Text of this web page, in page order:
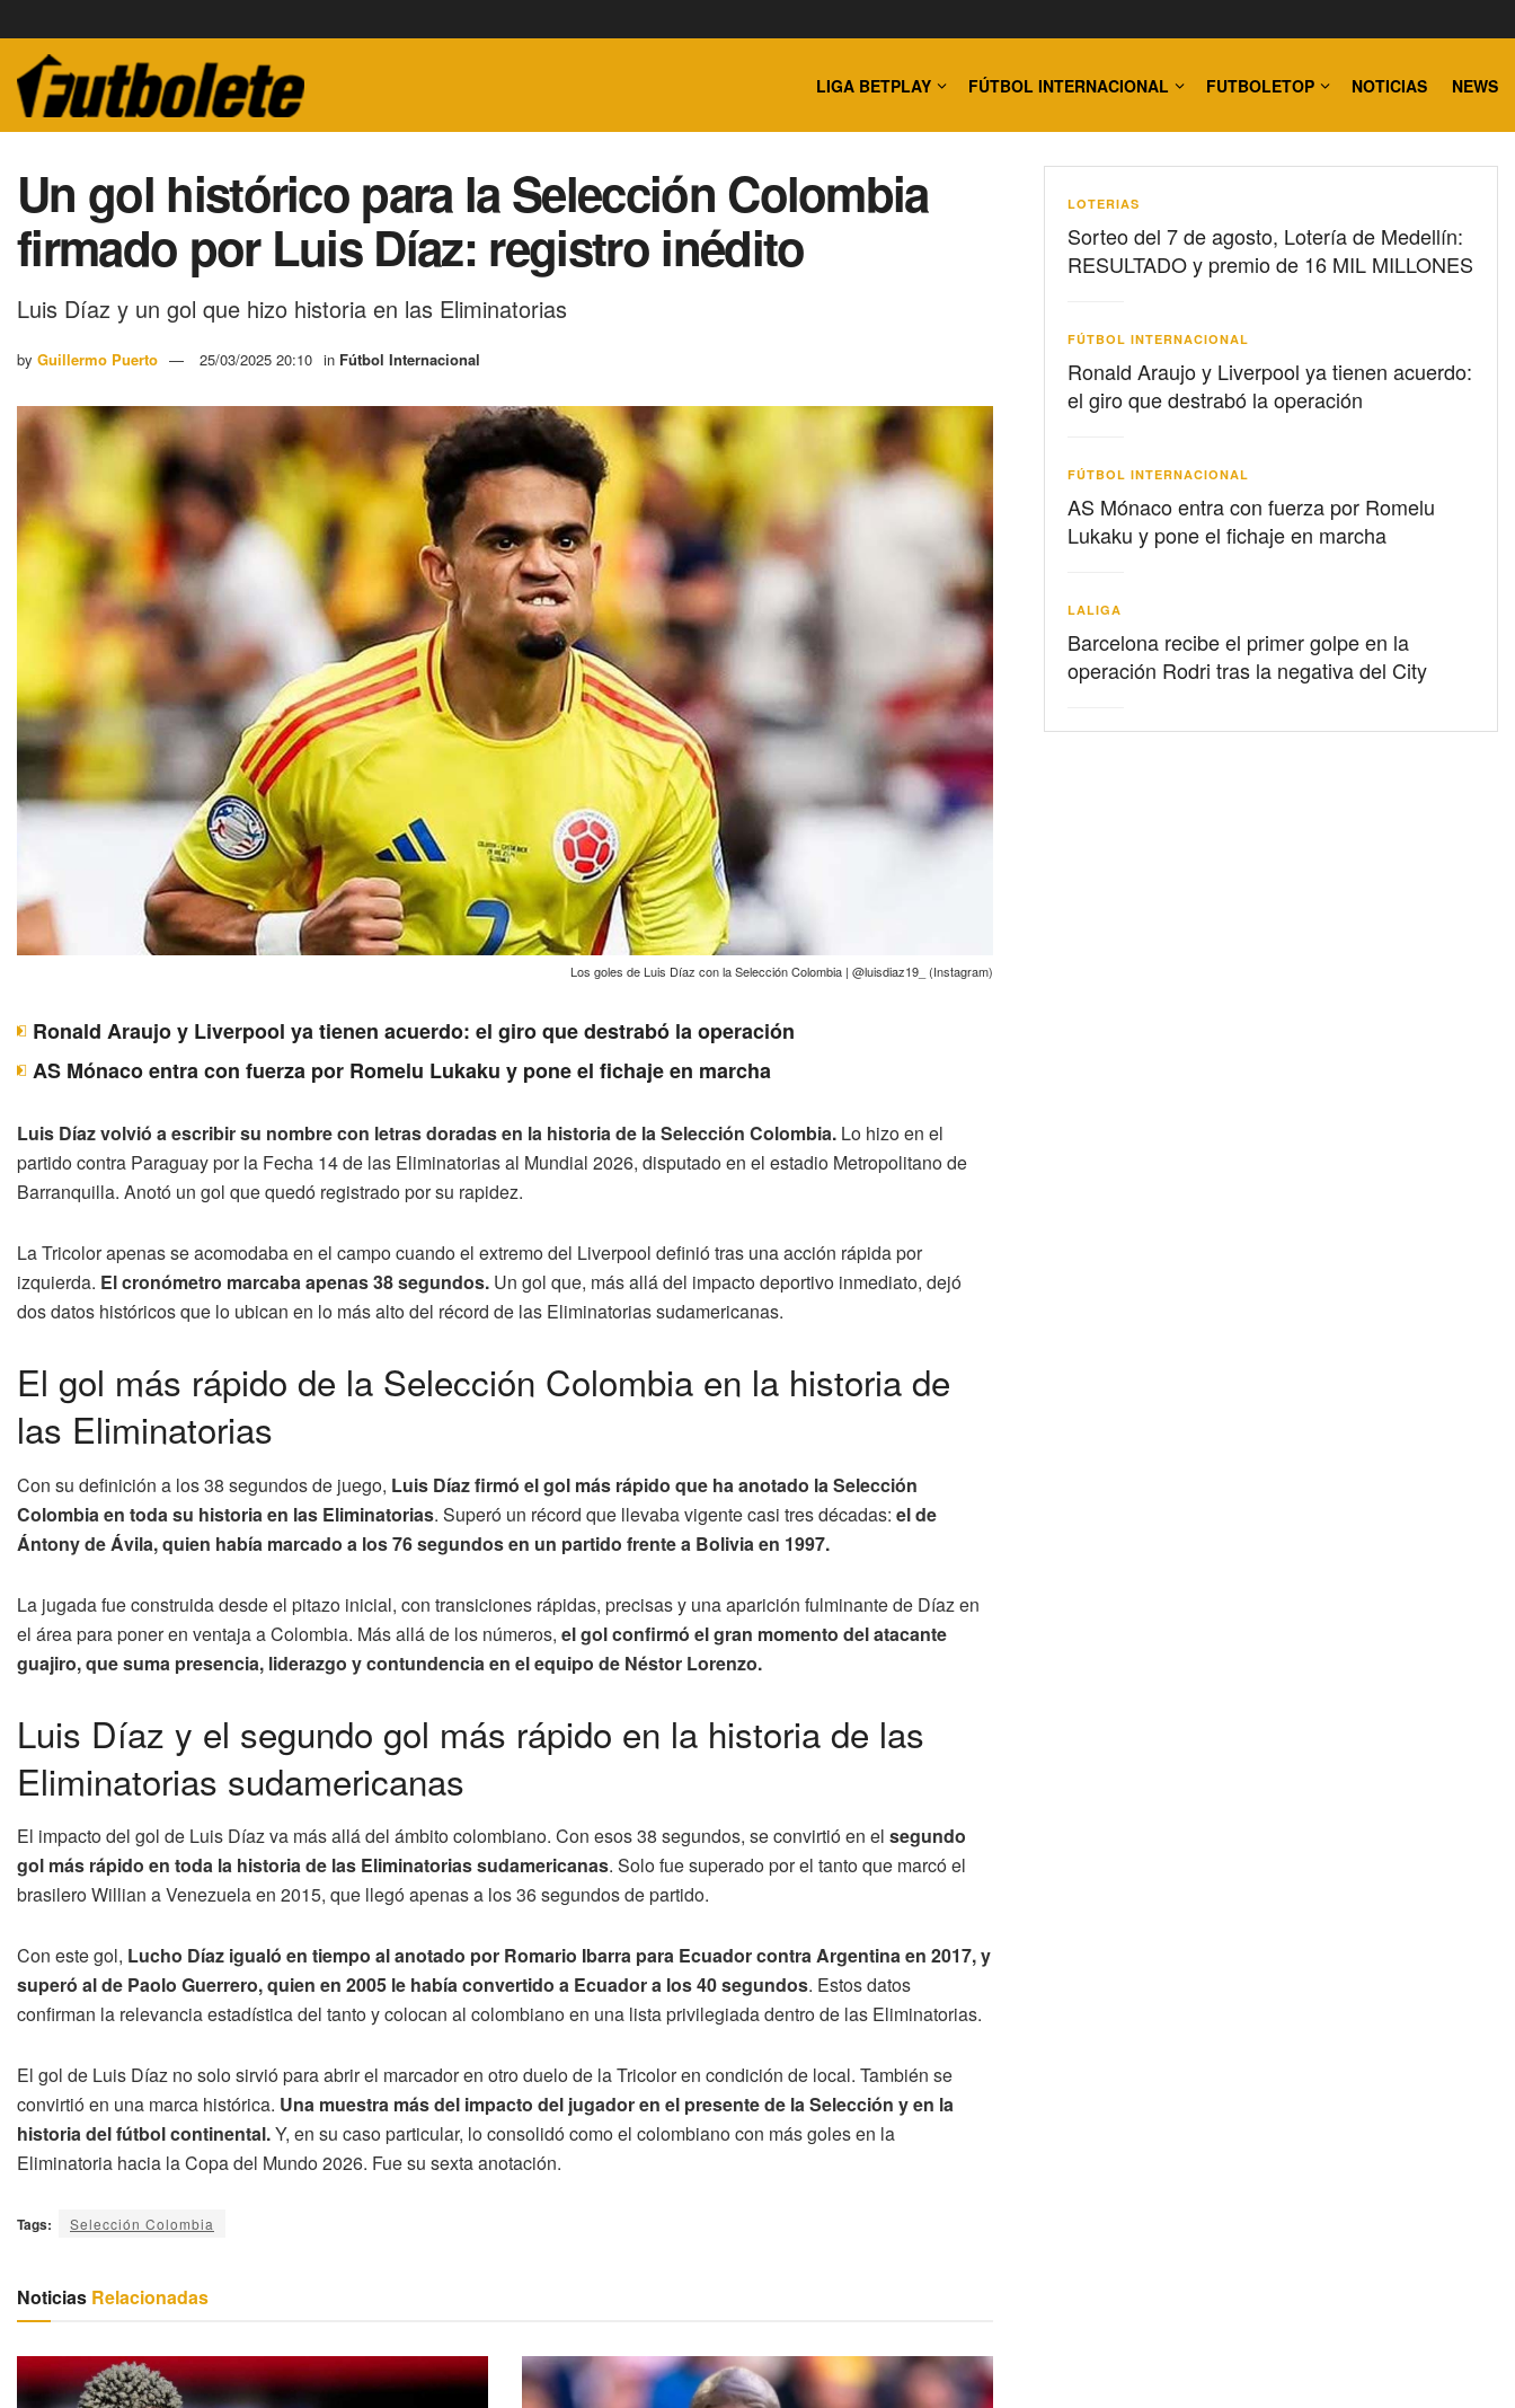
LIGA BETPLAY FÚTBOL INTERNACIONAL FUTBOLETOP NOTICIAS NEWS
Un gol histórico para la Selección Colombia
firmado por Luis Díaz: registro inédito
Luis Díaz y un gol que hizo historia en las Eliminatorias
by Guillermo Puerto 25/03/2025 20:10 in Fútbol Internacional
Los goles de Luis Díaz con la Selección Colombia | @luisdiaz19_ (Instagram)
Ronald Araujo y Liverpool ya tienen acuerdo: el giro que destrabó la operación
AS Mónaco entra con fuerza por Romelu Lukaku y pone el fichaje en marcha
Luis Díaz volvió a escribir su nombre con letras doradas en la historia de la Selección Colombia. Lo hizo en el
partido contra Paraguay por la Fecha 14 de las Eliminatorias al Mundial 2026, disputado en el estadio Metropolitano de
Barranquilla. Anotó un gol que quedó registrado por su rapidez.
La Tricolor apenas se acomodaba en el campo cuando el extremo del Liverpool definió tras una acción rápida por
izquierda. El cronómetro marcaba apenas 38 segundos. Un gol que, más allá del impacto deportivo inmediato, dejó
dos datos históricos que lo ubican en lo más alto del récord de las Eliminatorias sudamericanas.
El gol más rápido de la Selección Colombia en la historia de
las Eliminatorias
Con su definición a los 38 segundos de juego, Luis Díaz firmó el gol más rápido que ha anotado la Selección
Colombia en toda su historia en las Eliminatorias. Superó un récord que llevaba vigente casi tres décadas: el de
Ántony de Ávila, quien había marcado a los 76 segundos en un partido frente a Bolivia en 1997.
La jugada fue construida desde el pitazo inicial, con transiciones rápidas, precisas y una aparición fulminante de Díaz en
el área para poner en ventaja a Colombia. Más allá de los números, el gol confirmó el gran momento del atacante
guajiro, que suma presencia, liderazgo y contundencia en el equipo de Néstor Lorenzo.
Luis Díaz y el segundo gol más rápido en la historia de las
Eliminatorias sudamericanas
El impacto del gol de Luis Díaz va más allá del ámbito colombiano. Con esos 38 segundos, se convirtió en el segundo
gol más rápido en toda la historia de las Eliminatorias sudamericanas. Solo fue superado por el tanto que marcó el
brasilero Willian a Venezuela en 2015, que llegó apenas a los 36 segundos de partido.
Con este gol, Lucho Díaz igualó en tiempo al anotado por Romario Ibarra para Ecuador contra Argentina en 2017, y
superó al de Paolo Guerrero, quien en 2005 le había convertido a Ecuador a los 40 segundos. Estos datos
confirman la relevancia estadística del tanto y colocan al colombiano en una lista privilegiada dentro de las Eliminatorias.
El gol de Luis Díaz no solo sirvió para abrir el marcador en otro duelo de la Tricolor en condición de local. También se
convirtió en una marca histórica. Una muestra más del impacto del jugador en el presente de la Selección y en la
historia del fútbol continental.Y, en su caso particular, lo consolidó como el colombiano con más goles en la
Eliminatoria hacia la Copa del Mundo 2026. Fue su sexta anotación.
Tags: Selección Colombia
Noticias Relacionadas
LOTERIAS
Sorteo del 7 de agosto, Lotería de Medellín:
RESULTADO y premio de 16 MIL MILLONES
FÚTBOL INTERNACIONAL
Ronald Araujo y Liverpool ya tienen acuerdo:
el giro que destrabó la operación
FÚTBOL INTERNACIONAL
AS Mónaco entra con fuerza por Romelu
Lukaku y pone el fichaje en marcha
LALIGA
Barcelona recibe el primer golpe en la
operación Rodri tras la negativa del City